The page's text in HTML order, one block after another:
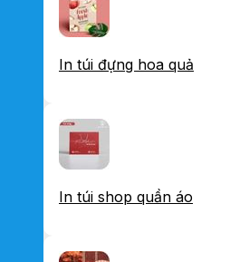
In túi đựng hoa quả
In túi shop quần áo